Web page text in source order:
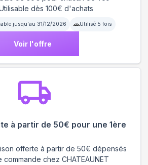
dès 100€ d'achats
jusqu'au 31/12/2026 Utilisé 5 fois
Voir l'offre
à partir de 50€ pour une 1ère
offerte à partir de 50€ dépensés
chez CHATEAUNET